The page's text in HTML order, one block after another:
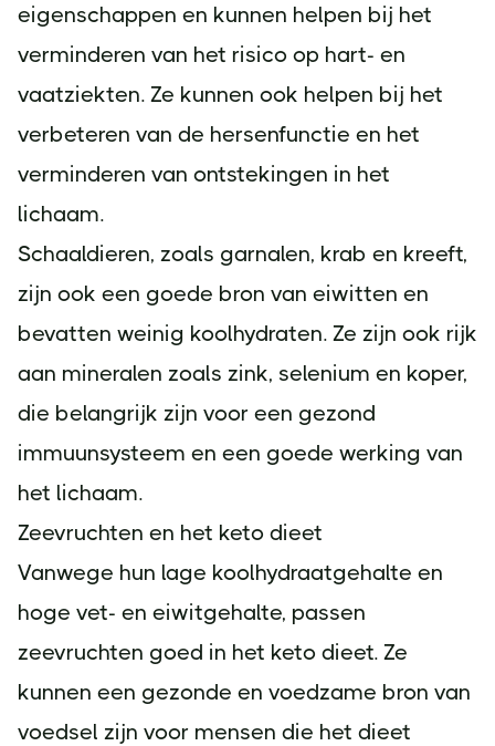
eigenschappen en kunnen helpen bij het
verminderen van het risico op hart- en
vaatziekten. Ze kunnen ook helpen bij het
verbeteren van de hersenfunctie en het
verminderen van ontstekingen in het
lichaam.
Schaaldieren, zoals garnalen, krab en kreeft,
zijn ook een goede bron van eiwitten en
bevatten weinig koolhydraten. Ze zijn ook rijk
aan mineralen zoals zink, selenium en koper,
die belangrijk zijn voor een gezond
immuunsysteem en een goede werking van
het lichaam.
Zeevruchten en het keto dieet
Vanwege hun lage koolhydraatgehalte en
hoge vet- en eiwitgehalte, passen
zeevruchten goed in het keto dieet. Ze
kunnen een gezonde en voedzame bron van
voedsel zijn voor mensen die het dieet